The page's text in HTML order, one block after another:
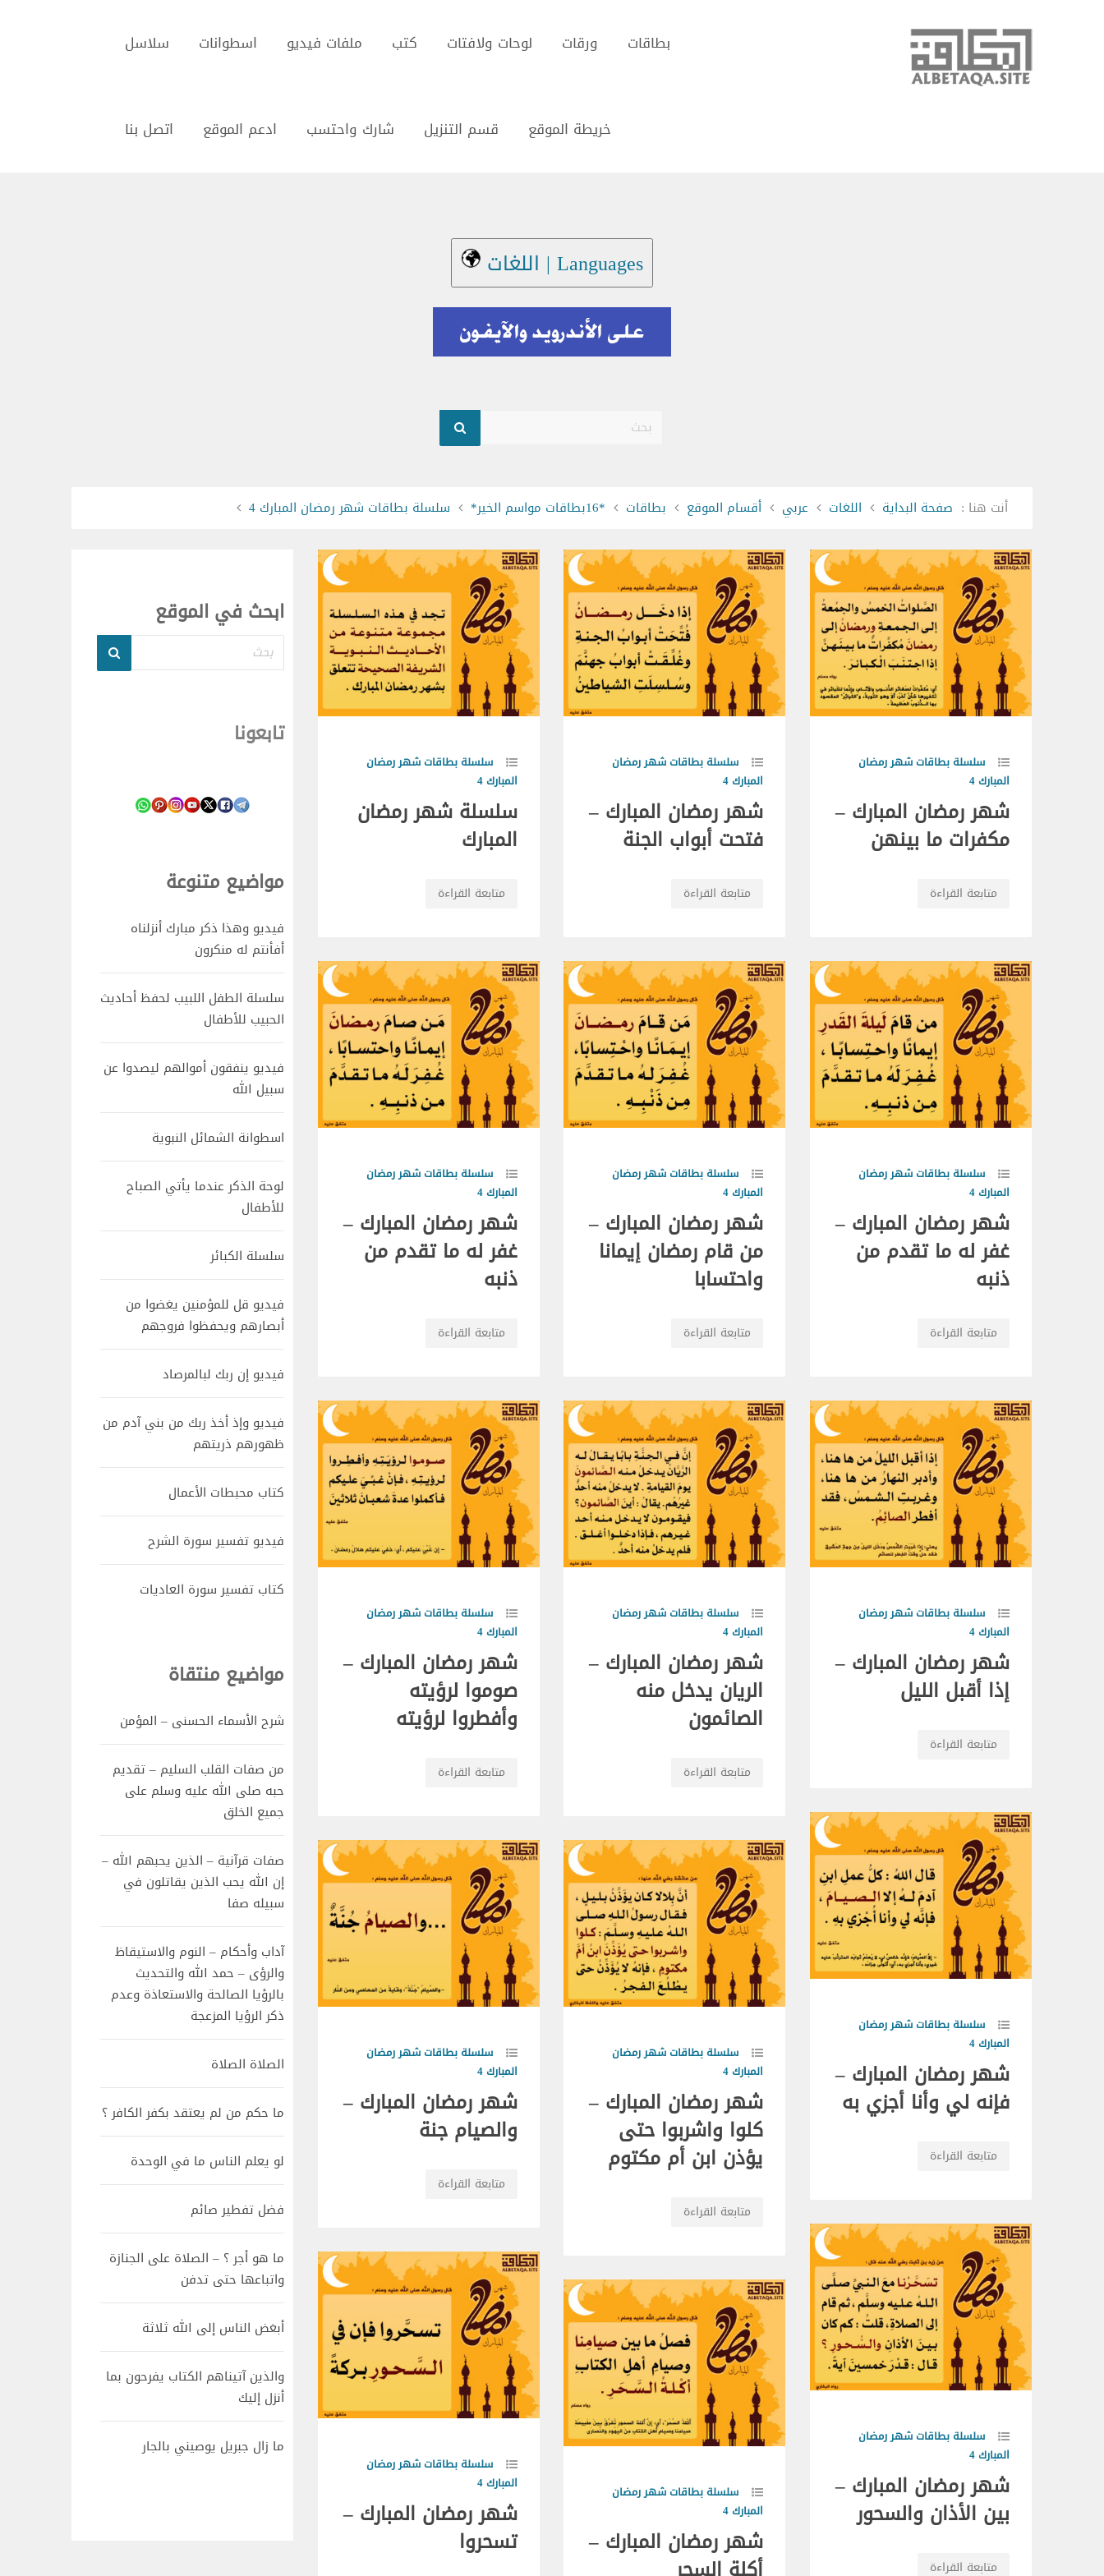
بطاقات ورقات لوحات ولافتات كتب ملفات فيديو اسطوانات سلاسل
خريطة الموقع قسم التنزيل شارك واحتسب ادعم الموقع اتصل بنا
Languages | اللغات
بحث
أنت هنا : صفحة البداية اللغات عربي أقسام الموقع بطاقات *16بطاقات مواسم الخير* سلسلة بطاقات شهر رمضان المبارك 4
سلسلة بطاقات شهر رمضان
المبارك 4
سلسلة شهر رمضان
المبارك
متابعة القراءة
سلسلة بطاقات شهر رمضان
المبارك 4
شهر رمضان المبارك –
فتحت أبواب الجنة
متابعة القراءة
سلسلة بطاقات شهر رمضان
المبارك 4
شهر رمضان المبارك –
مكفرات ما بينهن
متابعة القراءة
سلسلة بطاقات شهر رمضان
المبارك 4
شهر رمضان المبارك –
غفر له ما تقدم من
ذنبه
متابعة القراءة
سلسلة بطاقات شهر رمضان
المبارك 4
شهر رمضان المبارك –
من قام رمضان إيمانا
واحتسابا
متابعة القراءة
سلسلة بطاقات شهر رمضان
المبارك 4
شهر رمضان المبارك –
غفر له ما تقدم من
ذنبه
متابعة القراءة
سلسلة بطاقات شهر رمضان
المبارك 4
شهر رمضان المبارك –
صوموا لرؤيته
وأفطروا لرؤيته
متابعة القراءة
سلسلة بطاقات شهر رمضان
المبارك 4
شهر رمضان المبارك –
الريان يدخل منه
الصائمون
متابعة القراءة
سلسلة بطاقات شهر رمضان
المبارك 4
شهر رمضان المبارك –
إذا أقبل الليل
متابعة القراءة
سلسلة بطاقات شهر رمضان
المبارك 4
شهر رمضان المبارك –
فإنه لي وأنا أجزي به
متابعة القراءة
سلسلة بطاقات شهر رمضان
المبارك 4
شهر رمضان المبارك –
والصيام جنة
متابعة القراءة
سلسلة بطاقات شهر رمضان
المبارك 4
شهر رمضان المبارك –
كلوا واشربوا حتى
يؤذن ابن أم مكتوم
متابعة القراءة
سلسلة بطاقات شهر رمضان
المبارك 4
شهر رمضان المبارك –
بين الأذان والسحور
متابعة القراءة
سلسلة بطاقات شهر رمضان
المبارك 4
شهر رمضان المبارك –
تسحروا
سلسلة بطاقات شهر رمضان
المبارك 4
شهر رمضان المبارك –
ابحث في الموقع
بحث
تابعونا
مواضيع متنوعة
فيديو وهذا ذكر مبارك أنزلناه
أفأنتم له منكرون
سلسلة الطفل اللبيب لحفظ أحاديث
الحبيب للأطفال
فيديو ينفقون أموالهم ليصدوا عن
سبيل الله
اسطوانة الشمائل النبوية
لوحة الذكر عندما يأتي الصباح
للأطفال
سلسلة الكبائر
فيديو قل للمؤمنين يغضوا من
أبصارهم ويحفظوا فروجهم
فيديو إن ربك لبالمرصاد
فيديو وإذ أخذ ربك من بني آدم من
ظهورهم ذريتهم
كتاب محبطات الأعمال
فيديو تفسير سورة الشرح
كتاب تفسير سورة العاديات
مواضيع منتقاة
شرح الأسماء الحسنى – المؤمن
من صفات القلب السليم – تقديم
حبه صلى الله عليه وسلم على
جميع الخلق
صفات قرآنية – الذين يحبهم الله –
إن الله يحب الذين يقاتلون في
سبيله صفا
آداب وأحكام – النوم والاستيقاظ
والرؤى – حمد الله والتحديث
بالرؤيا الصالحة والاستعاذة وعدم
ذكر الرؤيا المزعجة
الصلاة الصلاة
ما حكم من لم يعتقد بكفر الكافر ؟
لو يعلم الناس ما في الوحدة
فضل تفطير صائم
ما هو أجر ؟ – الصلاة على الجنازة
واتباعها حتى تدفن
أبغض الناس إلى الله ثلاثة
والذين آتيناهم الكتاب يفرحون بما
أنزل إليك
ما زال جبريل يوصيني بالجار